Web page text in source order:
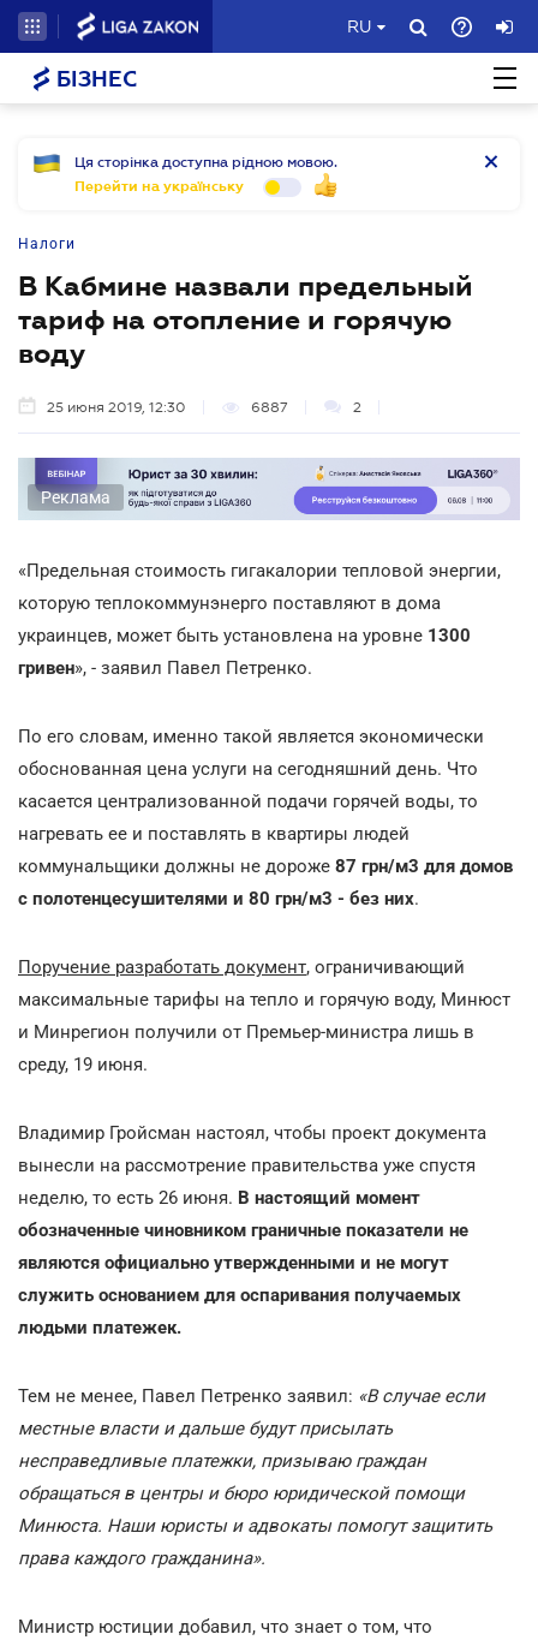
RU
БІЗНЕС
Ця сторінка доступна рідною мовою.
Перейти на українську
Налоги
В Кабмине назвали предельный
тариф на отопление и горячую
воду
25 июня 2019, 12:30 6887 2
Реклама
«Предельная стоимость гигакалории тепловой энергии,
которую теплокоммунэнерго поставляют в дома
украинцев, может быть установлена на уровне 1300
гривен», - заявил Павел Петренко.
По его словам, именно такой является экономически
обоснованная цена услуги на сегодняшний день. Что
касается централизованной подачи горячей воды, то
нагревать ее и поставлять в квартиры людей
коммунальщики должны не дороже 87 грн/м3 для домов
с полотенцесушителями и 80 грн/м3 - без них.
Поручение разработать документ, ограничивающий
максимальные тарифы на тепло и горячую воду, Минюст
и Минрегион получили от Премьер-министра лишь в
среду, 19 июня.
Владимир Гройсман настоял, чтобы проект документа
вынесли на рассмотрение правительства уже спустя
неделю, то есть 26 июня. В настоящий момент
обозначенные чиновником граничные показатели не
являются официально утвержденными и не могут
служить основанием для оспаривания получаемых
людьми платежек.
Тем не менее, Павел Петренко заявил: «В случае если
местные власти и дальше будут присылать
несправедливые платежки, призываю граждан
обращаться в центры и бюро юридической помощи
Минюста. Наши юристы и адвокаты помогут защитить
права каждого гражданина».
Министр юстиции добавил, что знает о том, что